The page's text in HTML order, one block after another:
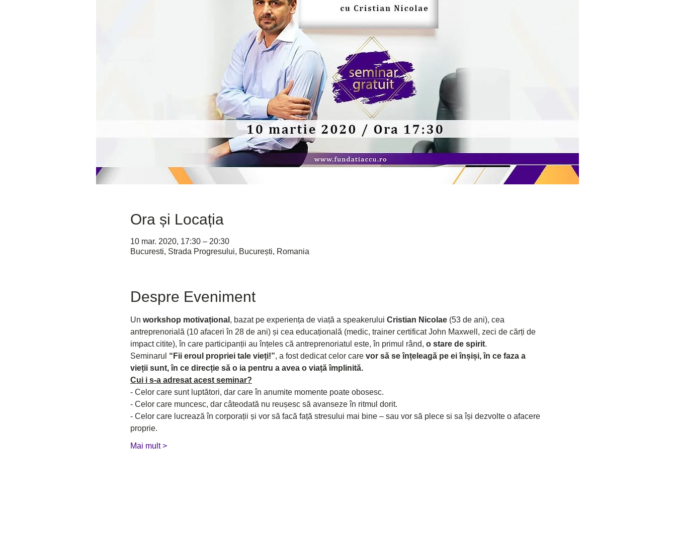
Ora și Locația
10 mar. 2020, 17:30 – 20:30
Bucuresti, Strada Progresului, București, Romania
Despre Eveniment
Un workshop motivațional , bazat pe experiența de viață a speakerului Cristian Nicolae (53 de ani), cea
antreprenorială (10 afaceri în 28 de ani) și cea educațională (medic, trainer certificat John Maxwell, zeci de cărți de
impact citite), în care participanții au înțeles că antreprenoriatul este, în primul rând, o stare de spirit.
Seminarul “Fii eroul propriei tale vieți!”, a fost dedicat celor care vor să se înțeleagă pe ei înșiși, în ce faza a
vieții sunt, în ce direcție să o ia pentru a avea o viață împlinită.
Cui i s-a adresat acest seminar?
- Celor care sunt luptători, dar care în anumite momente poate obosesc.
- Celor care muncesc, dar câteodată nu reușesc să avanseze în ritmul dorit.
- Celor care lucrează în corporații și vor să facă față stresului mai bine – sau vor să plece si sa își dezvolte o afacere
proprie.
Mai mult >